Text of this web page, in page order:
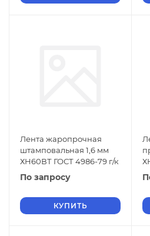
Лента жаропрочная
штамповальная 1,6 мм
ХН60ВТ ГОСТ 4986-79 г/к
По запросу
КУПИТЬ